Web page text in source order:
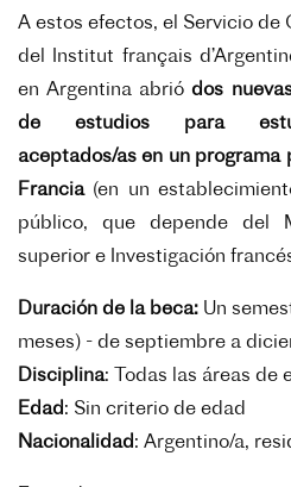
A estos efectos, el Servicio de
del Institut français
en Argentina abriódos
de estudios para
aceptados/as en un programa
Francia(en un
público, que depende del
superior e Investigación
Duración de la beca: Un
meses) - de septiembre a
Disciplina:
Todas las áreas de
Edad: Sin criterio de edad
Nacionalidad: Argentino/a,